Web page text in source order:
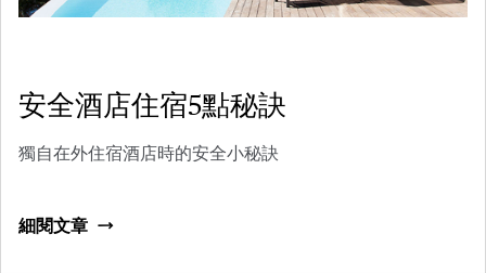
安全酒店住宿5點秘訣
獨自在外住宿酒店時的安全小秘訣
細閱文章